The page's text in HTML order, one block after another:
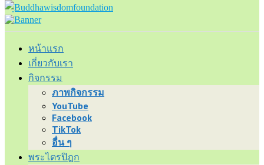
หน้าแรก
เกี่ยวกับเรา
กิจกรรม
ภาพกิจกรรม
YouTube
Facebook
TikTok
อื่น ๆ
พระไตรปิฎก